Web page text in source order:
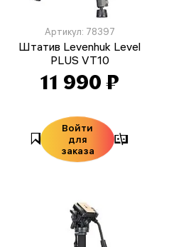
Артикул: 78397
Штатив Levenhuk Level
PLUS VT10
11 990 ₽
Войти
для
заказа